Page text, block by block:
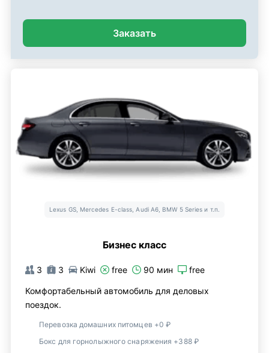
Заказать
Lexus GS, Mercedes E-class, Audi A6, BMW 5 Series и т.п.
Бизнес класс
3 3 Kiwi free 90 мин free
Комфортабельный автомобиль для деловых
поездок.
Перевозка домашних питомцев +0 ₽
Бокс для горнолыжного снаряжения +388 ₽